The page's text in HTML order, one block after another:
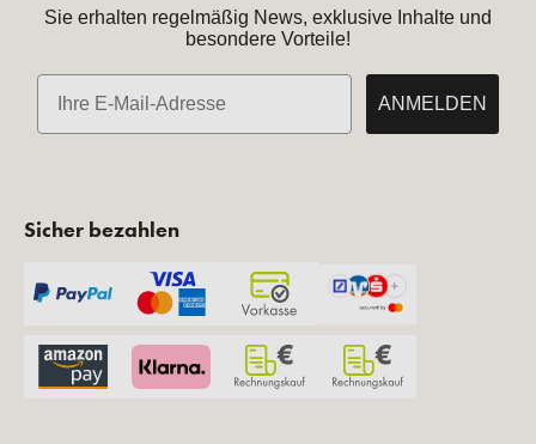
Sie erhalten regelmäßig News, exklusive Inhalte und
besondere Vorteile!
E-Mail
ANMELDEN
Sicher bezahlen